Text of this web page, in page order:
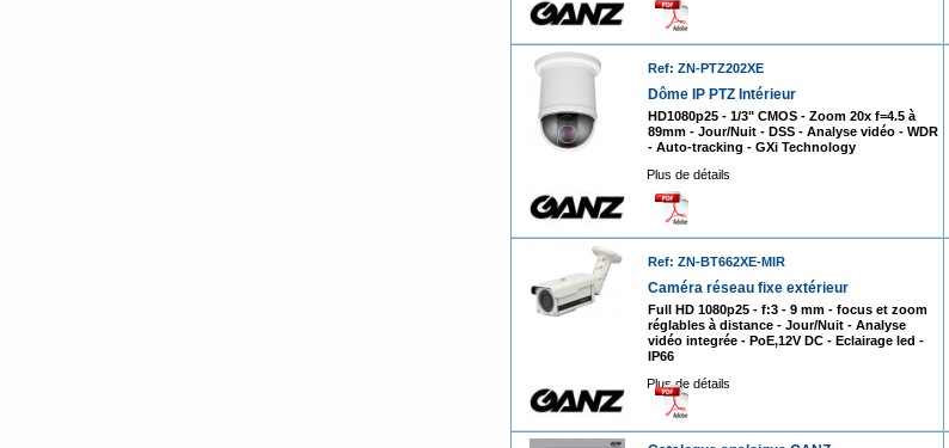
Ref: ZN-PTZ202XE
Dôme IP PTZ Intérieur
HD1080p25 - 1/3" CMOS - Zoom 20x f=4.5 à
89mm - Jour/Nuit - DSS - Analyse vidéo - WDR
- Auto-tracking - GXi Technology
Plus de détails
Ref: ZN-BT662XE-MIR
Caméra réseau fixe extérieur
Full HD 1080p25 - f:3 - 9 mm - focus et zoom
réglables à distance - Jour/Nuit - Analyse
vidéo integrée - PoE,12V DC - Eclairage led -
IP66
Plus de détails